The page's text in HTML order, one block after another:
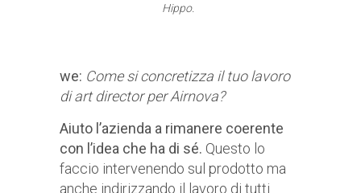
Hippo.
we: Come si concretizza il tuo lavoro
di art director per Airnova?
Aiuto l’azienda a rimanere coerente
con l’idea che ha di sé. Questo lo
faccio intervenendo sul prodotto ma
anche indirizzando il lavoro di tutti